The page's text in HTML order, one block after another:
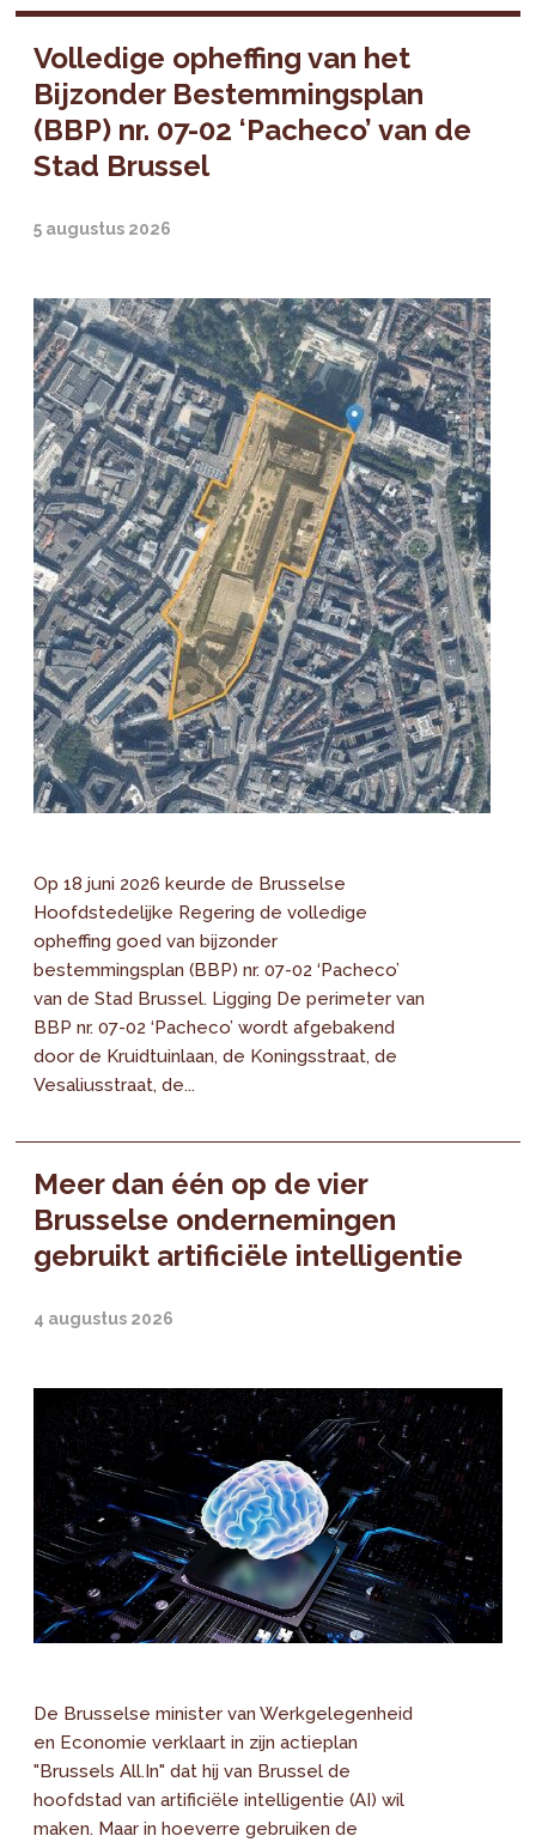
Volledige opheffing van het
Bijzonder Bestemmingsplan
(BBP) nr. 07-02 ‘Pacheco’ van de
Stad Brussel
5 augustus 2026
Op 18 juni 2026 keurde de Brusselse
Hoofdstedelijke Regering de volledige
opheffing goed van bijzonder
bestemmingsplan (BBP) nr. 07-02 ‘Pacheco’
van de Stad Brussel. Ligging De perimeter van
BBP nr. 07-02 ‘Pacheco’ wordt afgebakend
door de Kruidtuinlaan, de Koningsstraat, de
Vesaliusstraat, de...
Meer dan één op de vier
Brusselse ondernemingen
gebruikt artificiële intelligentie
4 augustus 2026
De Brusselse minister van Werkgelegenheid
en Economie verklaart in zijn actieplan
"Brussels All.In" dat hij van Brussel de
hoofdstad van artificiële intelligentie (AI) wil
maken. Maar in hoeverre gebruiken de